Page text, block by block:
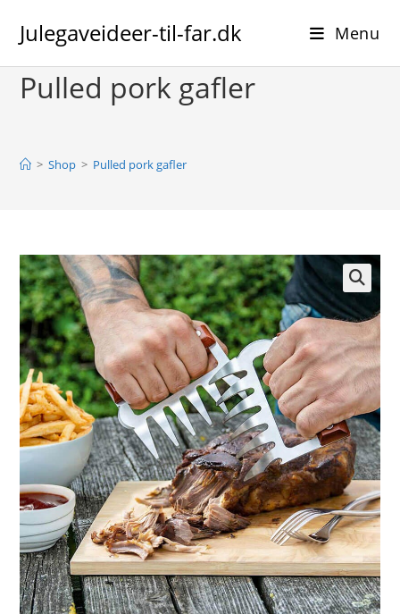
content
Julegaveideer-til-far.dk Menu
Pulled pork gafler
> Shop > Pulled pork gafler
🔍